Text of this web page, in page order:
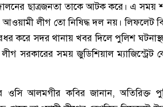
ছাত্রজনতা তাকে আটক করে। এ সময়
আওয়ামী লীগ তো নিষিদ্ধ দল নয়। লিফলেট
করে সদর থানায় খবর দিলে পুলিশ
সরকারের সময় জুডিশিয়াল ম্যাজিস্ট্রেট
ওসি আলমগীর কবির জানান, অতিরিক্ত